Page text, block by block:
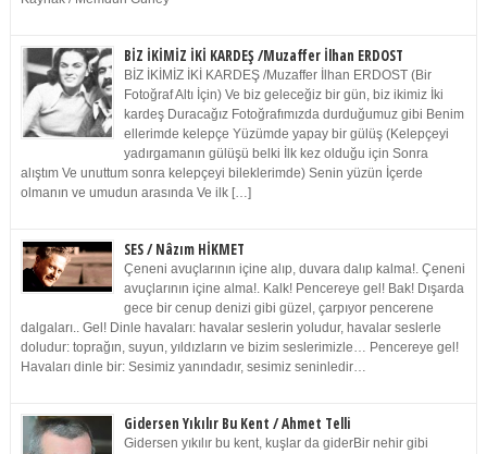
BİZ İKİMİZ İKİ KARDEŞ /Muzaffer İlhan ERDOST
BİZ İKİMİZ İKİ KARDEŞ /Muzaffer İlhan ERDOST (Bir
Fotoğraf Altı İçin) Ve biz geleceğiz bir gün, biz ikimiz İki
kardeş Duracağız Fotoğrafımızda durduğumuz gibi Benim
ellerimde kelepçe Yüzümde yapay bir gülüş (Kelepçeyi
yadırgamanın gülüşü belki İlk kez olduğu için Sonra
alıştım Ve unuttum sonra kelepçeyi bileklerimde) Senin yüzün İçerde
olmanın ve umudun arasında Ve ilk […]
SES / Nâzım HİKMET
Çeneni avuçlarının içine alıp, duvara dalıp kalma!. Çeneni
avuçlarının içine alma!. Kalk! Pencereye gel! Bak! Dışarda
gece bir cenup denizi gibi güzel, çarpıyor pencerene
dalgaları.. Gel! Dinle havaları: havalar seslerin yoludur, havalar seslerle
doludur: toprağın, suyun, yıldızların ve bizim seslerimizle… Pencereye gel!
Havaları dinle bir: Sesimiz yanındadır, sesimiz seninledir…
Gidersen Yıkılır Bu Kent / Ahmet Telli
Gidersen yıkılır bu kent, kuşlar da giderBir nehir gibi